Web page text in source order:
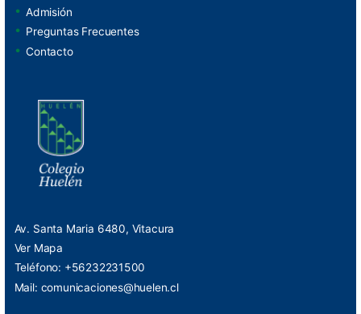
Admisión
Preguntas Frecuentes
Contacto
Av. Santa Maria 6480, Vitacura
Ver Mapa
Teléfono: +56232231500
Mail: comunicaciones@huelen.cl